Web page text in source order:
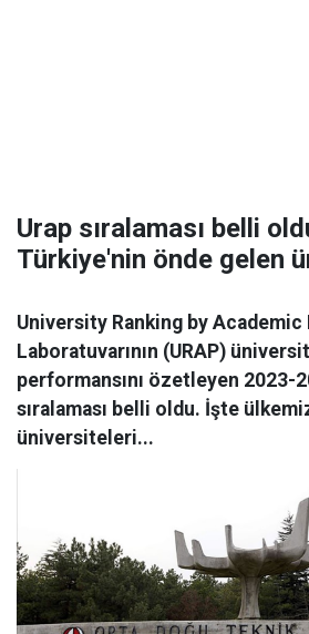
Urap sıralaması belli
Türkiye'nin önde gelen
University Ranking by
Laboratuvarının (URAP)
performansını özetleyen 2023-
sıralaması belli oldu. İşte
üniversiteleri...